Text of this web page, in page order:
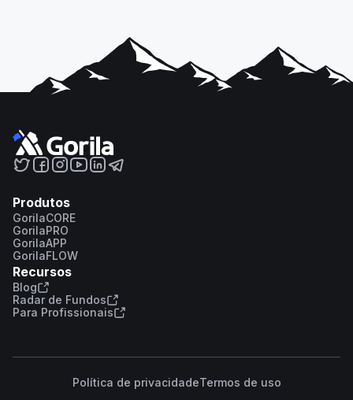
Produtos
GorilaCORE
GorilaPRO
GorilaAPP
GorilaFLOW
Recursos
Blog
Radar de Fundos
Para Profissionais
Política de privacidadeTermos de uso